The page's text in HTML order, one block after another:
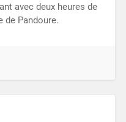
avec deux heures de
de Pandoure.